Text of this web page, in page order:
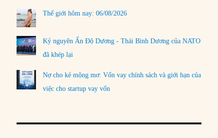
Thế giới hôm nay: 06/08/2026
Kỷ nguyên Ấn Độ Dương - Thái Bình Dương của NATO
đã khép lại
Nợ cho kẻ mộng mơ: Vốn vay chính sách và giới hạn của
việc cho startup vay vốn